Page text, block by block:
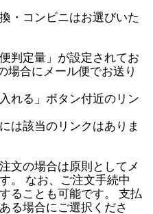
・コンビニはお選びいた
判定量」が設定されてお
場合にメール便でお送り
れる」ボタン付近のリン
は該当のリンクはありま
文の場合は原則としてメ
。 なお、ご注文手続中
ることも可能です。 支払
る場合にご選択くださ